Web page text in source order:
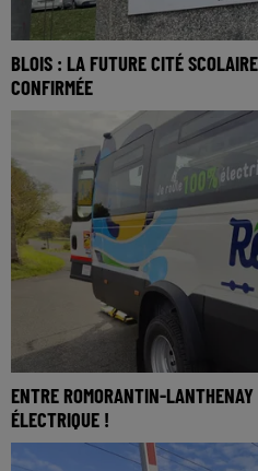
BLOIS : LA FUTURE CITÉ
CONFIRMÉE
ENTRE ROMORANTIN-
ÉLECTRIQUE !